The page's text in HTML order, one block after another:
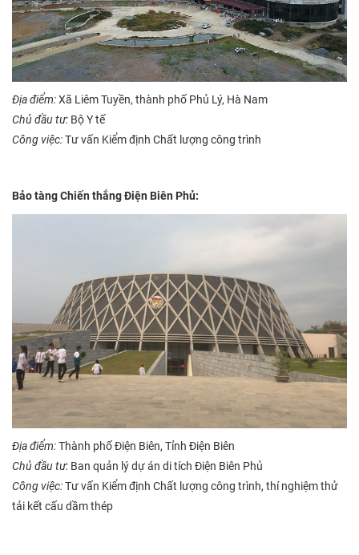
Địa điểm:Xã Liêm Tuyền, thành phố Phủ Lý, Hà Nam
Chủ đầu tư: Bộ Y tế
Công việc:Tư vấn Kiểm định Chất lượng công trình
Bảo tàng Chiến thắng Điện Biên Phủ:
Địa điểm:Thành phố Điện Biên, Tỉnh Điện Biên
Chủ đầu tư: Ban quản lý dự án di tích Điện Biên Phủ
Công việc:Tư vấn Kiểm định Chất lượng công trình, thí nghiệm thử
tải kết cấu dầm thép